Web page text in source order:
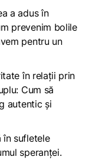
a adus în
prevenim bolile
pentru un
în relații prin
Cum să
autentic și
în sufletele
speranței.